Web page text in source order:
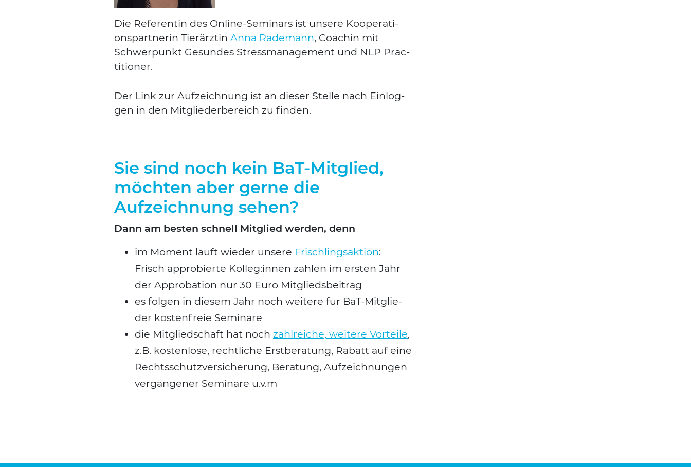
Die Refe­ren­tin des Online-Semi­nars ist unse­re Koope­ra­ti­
ons­part­ne­rin Tier­ärz­tin Anna Rade­mann, Coa­chin mit
Schwer­punkt Gesun­des Stress­ma­nage­ment und NLP Prac­
ti­tio­ner.
Der Link zur Auf­zeich­nung ist an die­ser Stel­le nach Ein­log­
gen in den Mit­glie­der­be­reich zu fin­den.
Sie sind noch kein BaT-Mitglied,
möchten aber gerne die
Aufzeichnung sehen?
Dann am bes­ten schnell Mit­glied wer­den, denn
im Moment läuft wie­der unse­re Frisch­lings­ak­ti­on:
Frisch appro­bier­te Kolleg:innen zah­len im ers­ten Jahr
der Appro­ba­ti­on nur 30 Euro Mit­glieds­bei­trag
es fol­gen in die­sem Jahr noch wei­te­re für BaT-Mit­glie­
der kos­ten­freie Semi­na­re
die Mit­glied­schaft hat noch zahl­rei­che, wei­te­re Vor­tei­le,
z.B. kos­ten­lo­se, recht­li­che Erst­be­ra­tung, Rabatt auf eine
Rechts­schutz­ver­si­che­rung, Bera­tung, Auf­zeich­nun­gen
ver­gan­ge­ner Semi­na­re u.v.m